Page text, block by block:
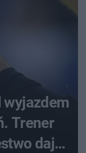
wyjazdem
Trener
daje